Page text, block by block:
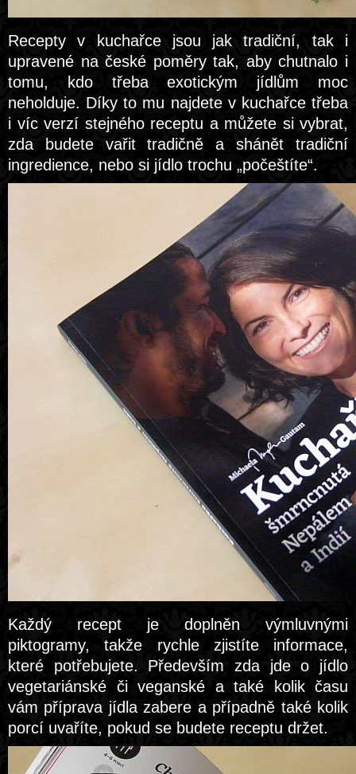
Recepty v kuchařce jsou jak tradiční, tak i
upravené na české poměry tak, aby chutnalo i
tomu, kdo třeba exotickým jídlům moc
neholduje. Díky to mu najdete v kuchařce třeba
i víc verzí stejného receptu a můžete si vybrat,
zda budete vařit tradičně a shánět tradiční
ingredience, nebo si jídlo trochu „počeštíte“.
Každý recept je doplněn výmluvnými
piktogramy, takže rychle zjistíte informace,
které potřebujete. Především zda jde o jídlo
vegetariánské či veganské a také kolik času
vám příprava jídla zabere a případně také kolik
porcí uvaříte, pokud se budete receptu držet.